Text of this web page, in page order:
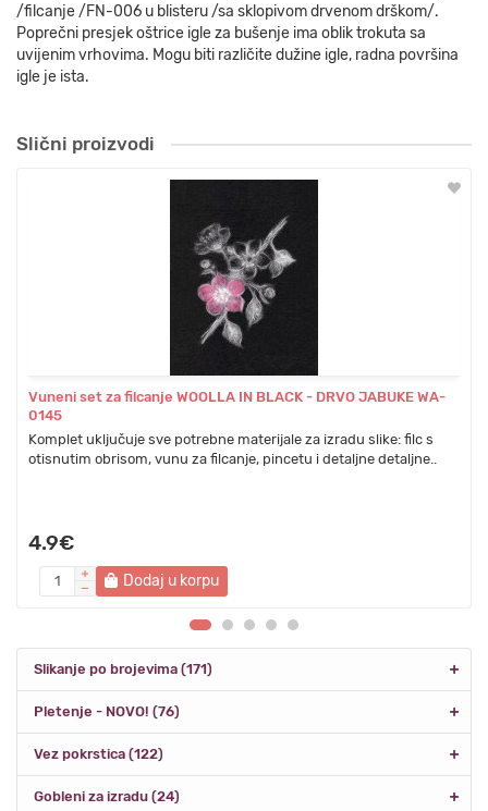
/filcanje /FN-006 u blisteru /sa sklopivom drvenom drškom/.
Poprečni presjek oštrice igle za bušenje ima oblik trokuta sa
uvijenim vrhovima. Mogu biti različite dužine igle, radna površina
igle je ista.
Slični proizvodi
Vuneni set za filcanje WOOLLA IN BLACK - DRVO JABUKE WA-
0145
Komplet uključuje sve potrebne materijale za izradu slike: filc s
otisnutim obrisom, vunu za filcanje, pincetu i detaljne detaljne..
4.9€
Dodaj u korpu
Slikanje po brojevima (171)
Pletenje - NOVO! (76)
Vez pokrstica (122)
Gobleni za izradu (24)